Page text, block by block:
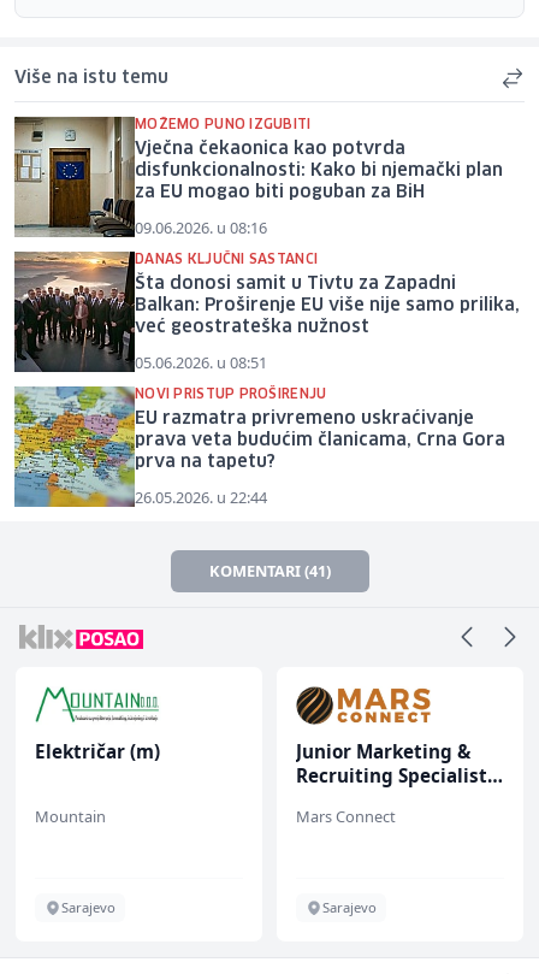
Više na istu temu
MOŽEMO PUNO IZGUBITI
Vječna čekaonica kao potvrda
disfunkcionalnosti: Kako bi njemački plan
za EU mogao biti poguban za BiH
09.06.2026. u 08:16
DANAS KLJUČNI SASTANCI
Šta donosi samit u Tivtu za Zapadni
Balkan: Proširenje EU više nije samo prilika,
već geostrateška nužnost
05.06.2026. u 08:51
NOVI PRISTUP PROŠIRENJU
EU razmatra privremeno uskraćivanje
prava veta budućim članicama, Crna Gora
prva na tapetu?
26.05.2026. u 22:44
KOMENTARI (41)
Električar (m)
Mountain
Sarajevo
Junior Marketing &
Recruiting Specialist
Mars Connect
Sarajevo